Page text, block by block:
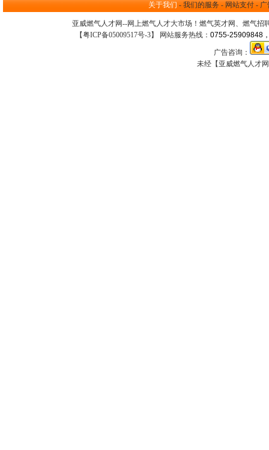
关于我们 - 我们的服务 - 网站支付- 广
亚威燃气人才网--网上燃气人才大市场 ！ 燃气英才网 、 燃气招
【粤ICP备05009517号-3】 网站服务热线： 0755-25909848
广告咨询：
未经【亚威燃气人才